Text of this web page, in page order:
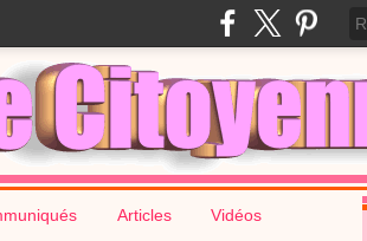
Articles Vidéos